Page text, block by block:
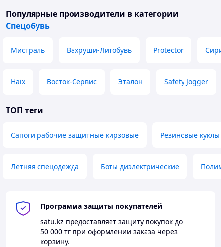
Популярные производители в категории
Спецобувь
Мистраль Вахруши-Литобувь Protector
Haix Восток-Сервис Эталон Safety Jogger
ТОП теги
Сапоги рабочие защитные кирзовые Резиновые
Летняя спецодежда Боты диэлектрические
Программа защиты покупателей
satu.kz предоставляет защиту покупок до
50 000 тг при оформлении заказа через
корзину.